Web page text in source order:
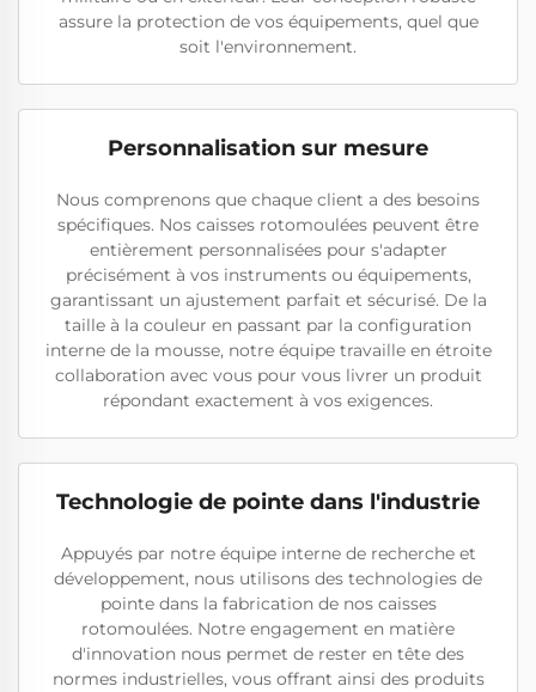
assure la protection de vos équipements, quel que
soit l'environnement.
Personnalisation sur mesure
Nous comprenons que chaque client a des besoins
spécifiques. Nos caisses rotomoulées peuvent être
entièrement personnalisées pour s'adapter
précisément à vos instruments ou équipements,
garantissant un ajustement parfait et sécurisé. De la
taille à la couleur en passant par la configuration
interne de la mousse, notre équipe travaille en étroite
collaboration avec vous pour vous livrer un produit
répondant exactement à vos exigences.
Technologie de pointe dans l'industrie
Appuyés par notre équipe interne de recherche et
développement, nous utilisons des technologies de
pointe dans la fabrication de nos caisses
rotomoulées. Notre engagement en matière
d'innovation nous permet de rester en tête des
normes industrielles, vous offrant ainsi des produits